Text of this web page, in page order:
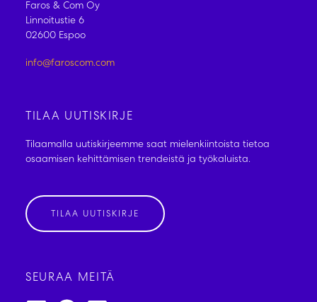
Faros & Com Oy
Linnoitustie 6
02600 Espoo
info@faroscom.com
TILAA UUTISKIRJE
Tilaamalla uutiskirjeemme saat mielenkiintoista tietoa
osaamisen kehittämisen trendeistä ja työkaluista.
TILAA UUTISKIRJE
SEURAA MEITÄ